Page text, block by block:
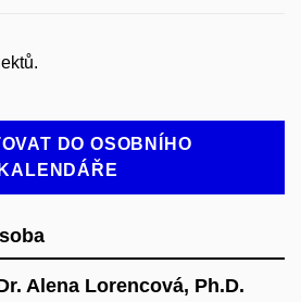
DO OSOBNÍHO
KALENDÁŘE
Alena Lorencová, Ph.D.